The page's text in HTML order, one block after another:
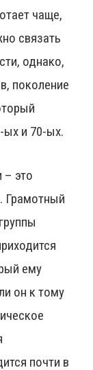
чаще,
связать
однако,
поколение
ых и 70-ых.
– это
Грамотный
ему
он к тому
почти в